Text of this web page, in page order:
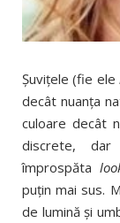
Şuviţele (fie ele
decât nuanţa
culoare decât
discrete, dar
împrospăta
puţin mai sus.
de lumină şi